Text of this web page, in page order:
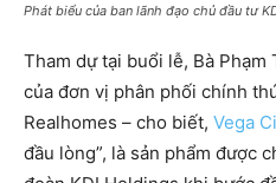
Phát biểu của ban lãnh đạo chủ đầu tư
Tham dự tại buổi lễ, Bà
của đơn vị phân phối chính
Realhomes – cho biết, Vega
đầu lòng”, là sản phẩm được